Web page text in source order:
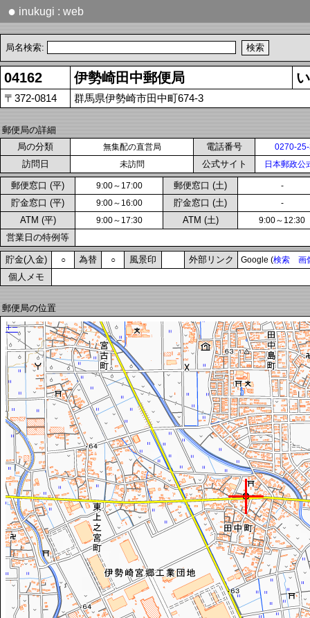
● inukugi : web
局名検索:
04162 伊勢崎田中郵便局
〒372-0814 群馬県伊勢崎市田中町674-3
郵便局の詳細
局の分類
無集配の直営局 電話番号 0270-
訪問日 未訪問 公式サイト 日本郵政公
郵便窓口 (平) 9:00～17:00 郵便窓口 (土) -
貯金窓口 (平) 9:00～16:00 貯金窓口 (土) -
ATM (平) 9:00～17:30 ATM (土) 9:00～12:30
営業日の特例等
貯金(入金) ○ 為替 ○ 風景印 外部リンク Google (検索 画
個人メモ
郵便局の位置